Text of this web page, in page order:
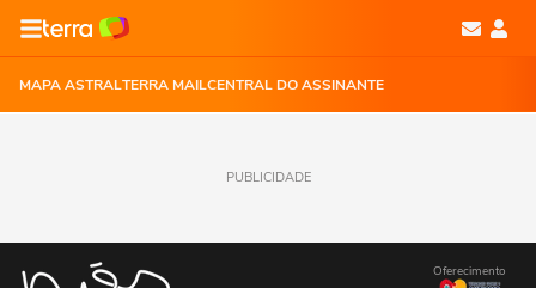
MAPA ASTRALTERRA MAILCENTRAL DO ASSINANTE
PUBLICIDADE
Oferecimento